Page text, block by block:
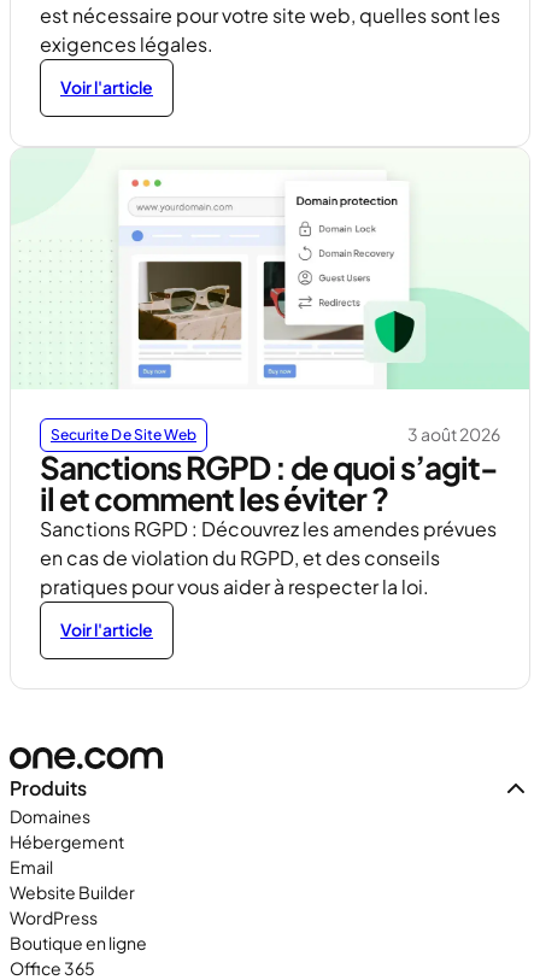
est nécessaire pour votre site web, quelles sont les
exigences légales.
Voir l'article
Securite De Site Web 3 août 2026
Sanctions RGPD : de quoi s’agit-
il et comment les éviter ?
Sanctions RGPD : Découvrez les amendes prévues
en cas de violation du RGPD, et des conseils
pratiques pour vous aider à respecter la loi.
Voir l'article
Produits
Domaines
Hébergement
Email
Website Builder
WordPress
Boutique en ligne
Office 365